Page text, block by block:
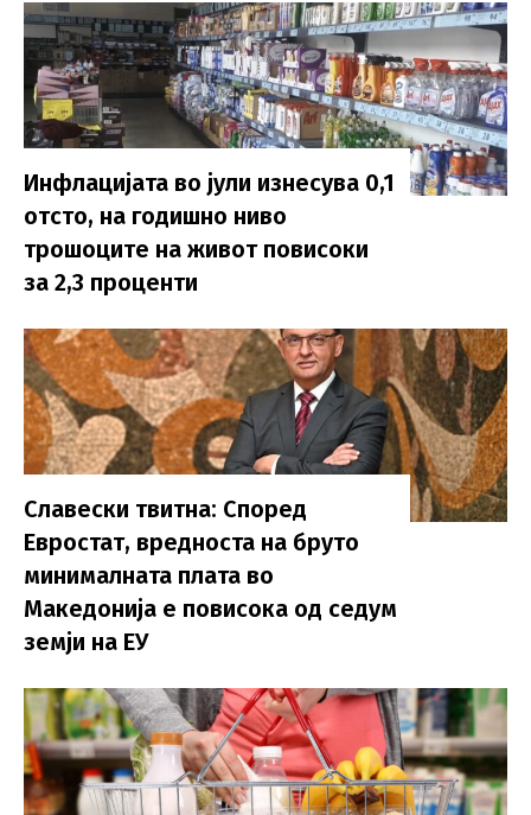
Инфлацијата во јули изнесува 0,1
отсто, на годишно ниво
трошоците на живот повисоки
за 2,3 проценти
Славески твитна: Според
Евростат, вредноста на бруто
минималната плата во
Македонија е повисока од седум
земји на ЕУ